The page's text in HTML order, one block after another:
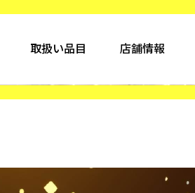
取扱い品目 店舗情報